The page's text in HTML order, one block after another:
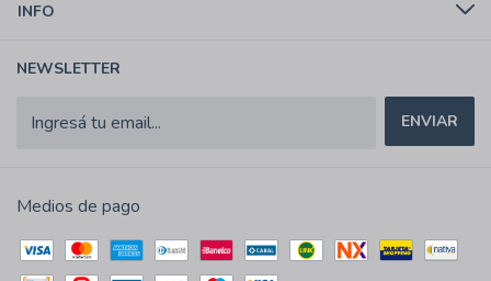
INFO
NEWSLETTER
Medios de pago